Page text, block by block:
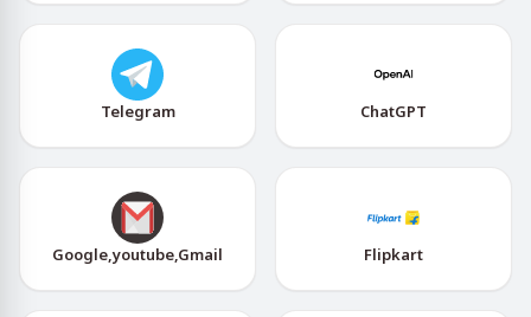
Telegram ChatGPT
Google,youtube,Gmail Flipkart